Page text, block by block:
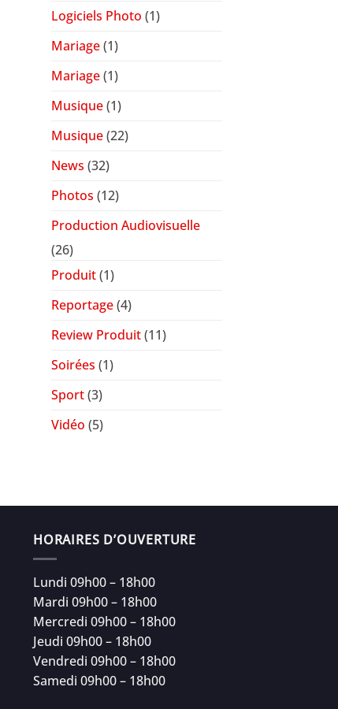
Logiciels Photo (1)
Mariage(1)
Mariage(1)
Musique(1)
Musique(22)
News (32)
Photos (12)
Production Audiovisuelle
(26)
Produit(1)
Reportage(4)
Review Produit(11)
Soirées (1)
Sport(3)
Vidéo (5)
HORAIRES D’OUVERTURE
Lundi 09h00 – 18h00
Mardi 09h00 – 18h00
Mercredi 09h00 – 18h00
Jeudi 09h00 – 18h00
Vendredi 09h00 – 18h00
Samedi 09h00 – 18h00